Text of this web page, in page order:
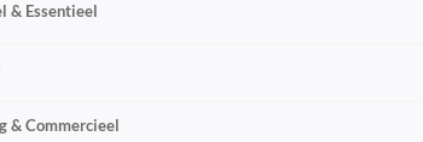
& Essentieel
& Commercieel